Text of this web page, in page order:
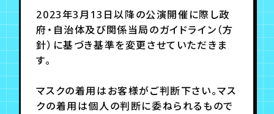
2023年3月13日以降の公演開催に際し政
府・自治体及び関係当局のガイドライン（方
針）に基づき基準を変更させていただきま
す。
マスクの着用はお客様がご判断下さい。マス
クの着用は個人の判断に委ねられるもので